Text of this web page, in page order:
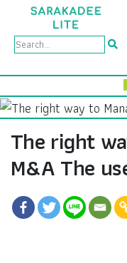
The right
M&A The